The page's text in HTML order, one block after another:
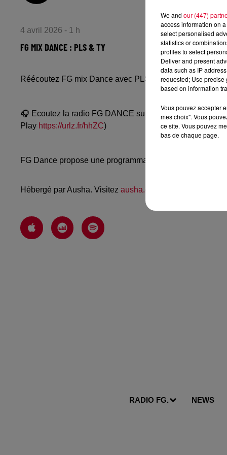
4 avril 2026 - 1 h
FG MIX DANCE : PLS & TY
Réécoutez FG mix Dance avec PLS & TY du vendredi 3
🎧 Ecoutez la radio FG DANCE sur
www.radiofg.com/fg-
Play https://urlz.fr/hhZC)
FG Dance propose une programmation dance, EDM,
Hébergé par Ausha. Visitez ausha.co/politique-de-
RADIO FG. NEWS
We and our (447)
access information on
select personalised
statistics or
profiles to select
Deliver and present
data such as IP
requested; Use precise
based on information
Vous pouvez accepter
mes choix". Vous
ce site. Vous pouvez
bas de chaque page.